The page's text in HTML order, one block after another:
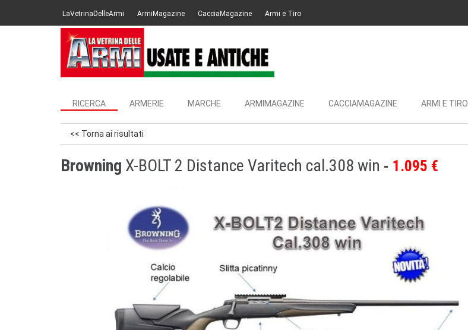
LaVetrinaDelleArmi ArmiMagazine CacciaMagazine Armi e Tiro
RICERCA ARMERIE MARCHE ARMIMAGAZINE CACCIAMAGAZINE ARMI E TIRO
<< Torna ai risultati
Browning X-BOLT 2 Distance Varitech cal.308 win 1.095 €